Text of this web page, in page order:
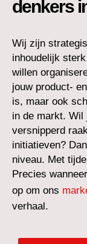
denkers
Wij zijn
inhoudelijk
willen
jouw product-
is, maar ook
in de markt. Wil
versnipperd
initiatieven?
niveau. Met
Precies
op om ons
verhaal.